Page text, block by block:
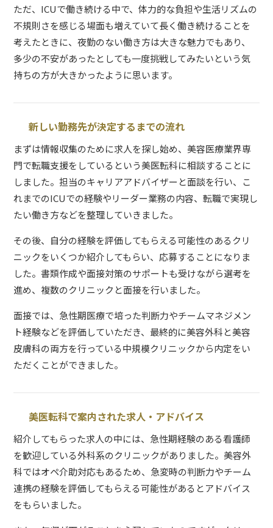
ただ、ICUで働き続ける中で、体力的な負担や生活リズムの
不規則さを感じる場面も増えていて長く働き続けることを
考えたときに、夜勤のない働き方は大きな魅力でもあり、
多少の不安があったとしても一度挑戦してみたいという気
持ちの方が大きかったように思います。
新しい勤務先が決定するまでの流れ
まずは情報収集のために求人を探し始め、美容医療業界専
門で転職支援をしているという美医転科に相談することに
しました。担当のキャリアアドバイザーと面談を行い、こ
れまでのICUでの経験やリーダー業務の内容、転職で実現し
たい働き方などを整理していきました。
その後、自分の経験を評価してもらえる可能性のあるクリ
ニックをいくつか紹介してもらい、応募することになりま
した。書類作成や面接対策のサポートも受けながら選考を
進め、複数のクリニックと面接を行いました。
面接では、急性期医療で培った判断力やチームマネジメン
ト経験などを評価していただき、最終的に美容外科と美容
皮膚科の両方を行っている中規模クリニックから内定をい
ただくことができました。
美医転科で案内された求人・アドバイス
紹介してもらった求人の中には、急性期経験のある看護師
を歓迎している外科系のクリニックがありました。美容外
科ではオペ介助対応もあるため、急変時の判断力やチーム
連携の経験を評価してもらえる可能性があるとアドバイス
をもらいました。